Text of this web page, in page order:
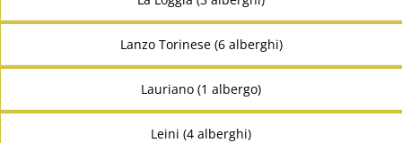
Lanzo Torinese (6 alberghi)
Lauriano (1 albergo)
Leini (4 alberghi)